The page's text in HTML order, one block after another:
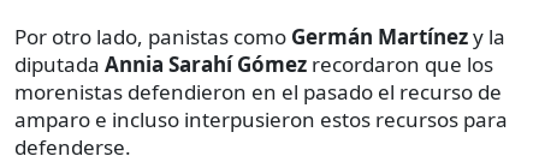
Por otro lado, panistas como Germán Martínezy la
diputada Annia Sarahí Gómez recordaron que los
morenistas defendieron en el pasado el recurso de
amparo e incluso interpusieron estos recursos para
defenderse.